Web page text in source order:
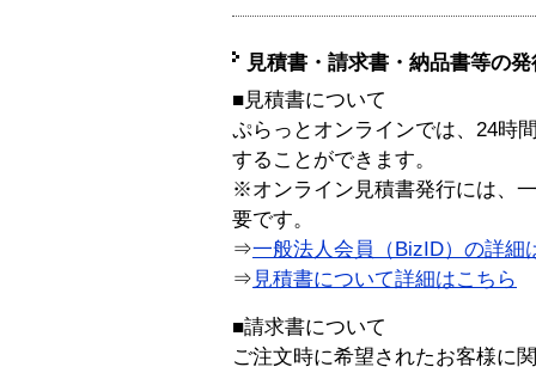
見積書・請求書・納品書等の
■見積書について
ぷらっとオンラインでは、24時
することができます。
※オンライン見積書発行には、
要です。
⇒一般法人会員（BizID）の詳細
⇒ 見積書について詳細はこちら
■請求書について
ご注文時に希望されたお客様に